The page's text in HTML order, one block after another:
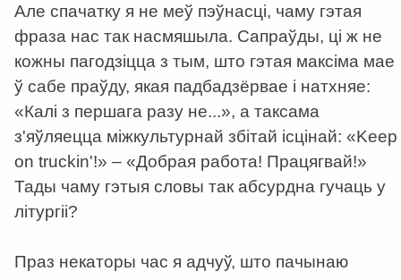
Але спачатку я не меў пэўнасці, чаму гэтая
фраза нас так насмяшыла. Сапраўды, ці ж не
кожны пагодзіцца з тым, што гэтая максіма мае
ў сабе праўду, якая падбадзёрвае і натхняе:
«Калі з першага разу не...», а таксама
з'яўляецца міжкультурнай збітай ісцінай: «Keep
on truckin'!» – «Добрая работа! Працягвай!»
Тады чаму гэтыя словы так абсурдна гучаць у
літургіі?
Праз некаторы час я адчуў, што пачынаю